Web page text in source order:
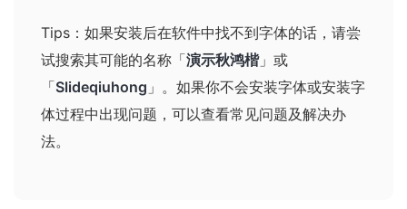
Tips：如果安装后在软件中找不到字体的话，请尝
试搜索其可能的名称 「演示秋鸿楷」或
「Slideqiuhong 」 。如果你不会安装字体或安装字
体过程中出现问题，可以查看常见问题及解决办
法。